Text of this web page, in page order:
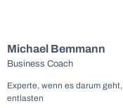
Michael Bemmann
Business Coach
Experte, wenn es darum
entlasten